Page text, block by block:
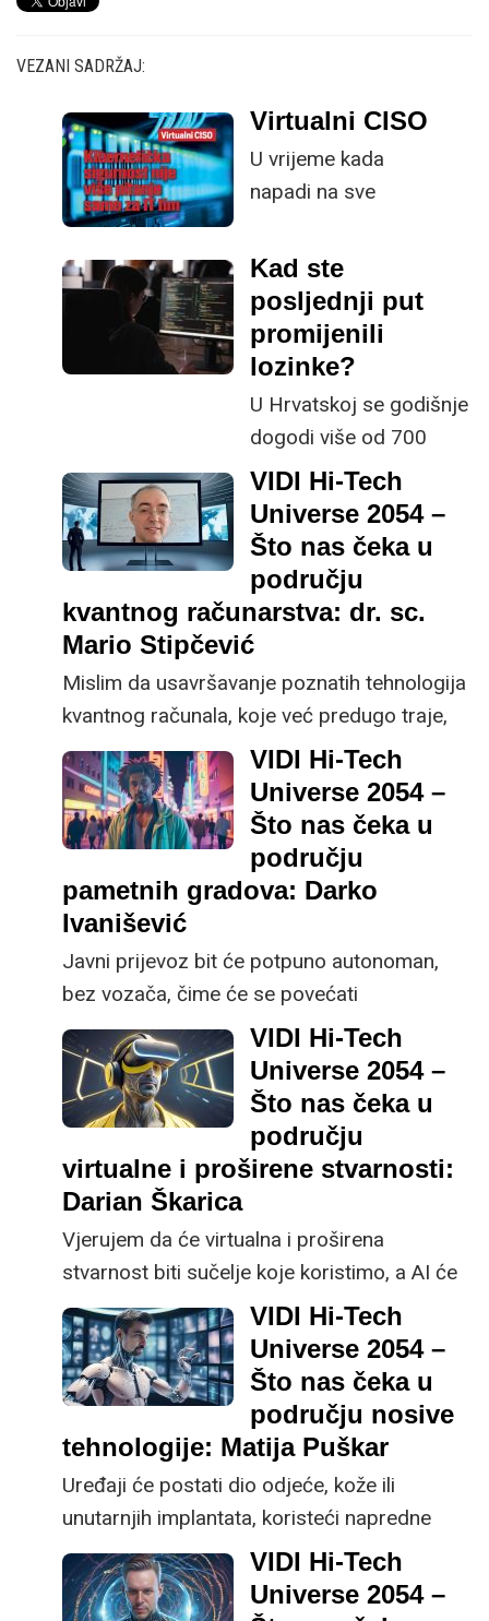
VEZANI SADRŽAJ:
Virtualni CISO
U vrijeme kada
napadi na sve
sustave postaju
učestala stvar, njihova
sigurnost
je odgovornost
upravljanja. Tu u priču
uskaču
virtualni stručnjaci
za informacijsku
sigurnost koji upravi
daju jasan uvid u stanje
sigurnosti.
Kad ste
posljednji put
promijenili
lozinke?
U Hrvatskoj se godišnje
dogodi više od 700
kaznenih djela
kibernetičkog kriminala.
VIDI Hi-Tech
Universe 2054 –
Što nas čeka u
području
kvantnog računarstva: dr. sc.
Mario Stipčević
Mislim da usavršavanje poznatih tehnologija
kvantnog računala, koje već predugo traje,
neće nikuda dovesti. Treba nam neki
revolucionarni novi pristup za kojeg vjerujem
da će se dogoditi u budućnosti, a tada će
kvantne tehnologije biti ključna sastavnica
umjetne inteligencije (UI), navodi dr. sc.
Mario Stipčević, voditelj laboratorija za
Bošković.
VIDI Hi-Tech
Universe 2054 –
Što nas čeka u
području
pametnih gradova: Darko
Ivanišević
Javni prijevoz bit će potpuno autonoman,
bez vozača, čime će se povećati
učinkovitost i sigurnost, predviđa Darko
Ivanišević iz tvrtke Zadar Smart City.
VIDI Hi-Tech
Universe 2054 –
Što nas čeka u
području
virtualne i proširene stvarnosti:
Darian Škarica
Vjerujem da će virtualna i proširena
stvarnost biti sučelje koje koristimo, a AI će
biti ono što nam daje „supermoći“, tvrdi
Darian Škarica, CEO tvrtke Holonet.
VIDI Hi-Tech
Universe 2054 –
Što nas čeka u
području nosive
tehnologije: Matija Puškar
Uređaji će postati dio odjeće, kože ili
unutarnjih implantata, koristeći napredne
MEMS senzore, biokompatibilne materijale i
Near-Infrared (NIR) spektroskopske
senzore, predviđa Matija Puškar, suosnivač
VIDI Hi-Tech
Universe 2054 –